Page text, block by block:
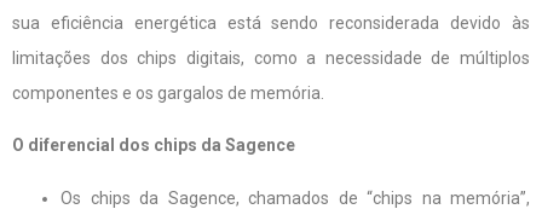
sua eficiência energética está sendo reconsiderada devido às
limitações dos chips digitais, como a necessidade de múltiplos
componentes e os gargalos de memória.
O diferencial dos chips da Sagence
Os chips da Sagence, chamados de “chips na memória”,